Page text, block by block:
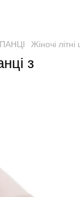
Жіночі
з